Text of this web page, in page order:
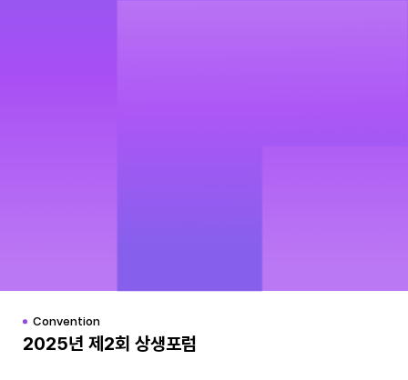
Convention
2025년 제2회 상생포럼